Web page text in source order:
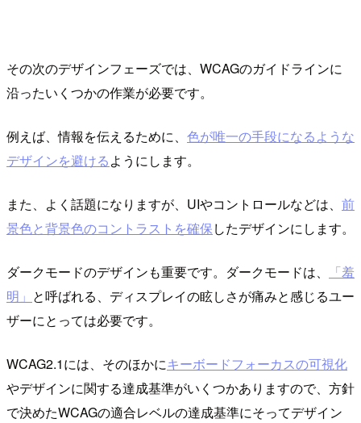
その次のデザインフェーズでは、WCAGのガイドラインに
沿ったいくつかの作業が必要です。
例えば、情報を伝えるために、 色が唯一の手段になるような
デザインを避けるようにします。
また、よく話題になりますが、UIやコントロールなどは、 前
景色と背景色のコントラストを確保したデザインにします。
ダークモードのデザインも重要です。ダークモードは、
「羞
明」 と呼ばれる、ディスプレイの眩しさが痛みと感じるユー
ザーにとっては必要です。
WCAG2.1には、そのほかにキーボードフォーカスの可視化
やデザインに関する達成基準がいくつかありますので、方針
で決めたWCAGの適合レベルの達成基準にそってデザイン